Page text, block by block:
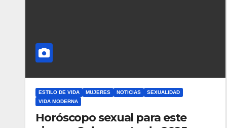
ESTILO DE VIDA MUJERES NOTICIAS
SEXUALIDAD
VIDA MODERNA
Horóscopo sexual para este